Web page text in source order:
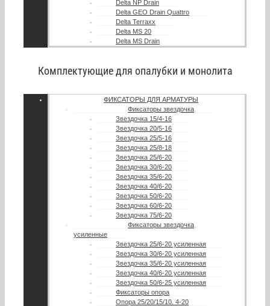
Delta NP Drain
Delta GEO Drain Quattro
Delta Terraxx
Delta MS 20
Delta MS Drain
Комплектующие для опалубки и монолита
ФИКСАТОРЫ ДЛЯ АРМАТУРЫ
Фиксаторы звездочка
Звездочка 15/4-16
Звездочка 20/5-16
Звездочка 25/5-16
Звездочка 25/8-18
Звездочка 25/6-20
Звездочка 30/6-20
Звездочка 35/6-20
Звездочка 40/6-20
Звездочка 50/6-20
Звездочка 60/6-20
Звездочка 75/6-20
Фиксаторы звездочка
усиленные
Звездочка 25/6-20 усиленная
Звездочка 30/6-20 усиленная
Звездочка 35/6-20 усиленная
Звездочка 40/6-20 усиленная
Звездочка 50/6-25 усиленная
Фиксаторы опора
Опора 25/20/15/10. 4-20